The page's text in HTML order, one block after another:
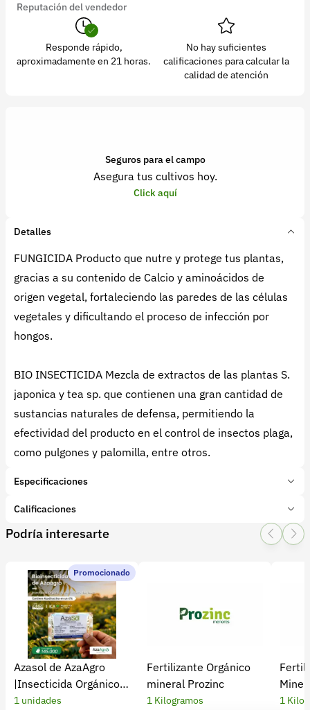
Reputación del vendedor
Responde rápido,
aproximadamente en 21 horas.
No hay suficientes
calificaciones para calcular la
calidad de atención
Seguros para el campo
Asegura tus cultivos hoy.
Click aquí
Detalles
FUNGICIDA Producto que nutre y protege tus plantas,
gracias a su contenido de Calcio y aminoácidos de
origen vegetal, fortaleciendo las paredes de las células
vegetales y dificultando el proceso de infección por
hongos.
BIO INSECTICIDA Mezcla de extractos de las plantas S.
japonica y tea sp. que contienen una gran cantidad de
sustancias naturales de defensa, permitiendo la
efectividad del producto en el control de insectos plaga,
como pulgones y palomilla, entre otros.
Especificaciones
Marca:
ADN
Tipo de producto:Insumo
Subcategoría:Bioinsecticidas
Calificaciones
1 Star
2 Star
3 Star4 Star
0 calificaciones
5 Estrellas
4 Estrellas
3 Estrellas
2 Estrellas
Podría interesarte
Promocionado
Azasol de AzaAgro
|Insecticida Orgánico
Extracto de Neem
1 unidades
Fertilizante Orgánico
mineral Prozinc
1 Kilogramos 1